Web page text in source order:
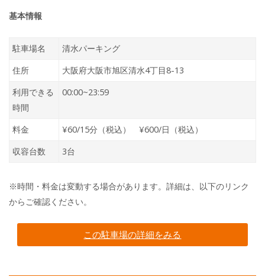
基本情報
駐車場名
清水パーキング
住所
大阪府大阪市旭区清水4丁目8-13
利用できる
時間
00:00~23:59
料金
¥60/15分（税込） ¥600/日（税込）
収容台数
3台
※時間・料金は変動する場合があります。詳細は、以下のリンク
からご確認ください。
この駐車場の詳細をみる